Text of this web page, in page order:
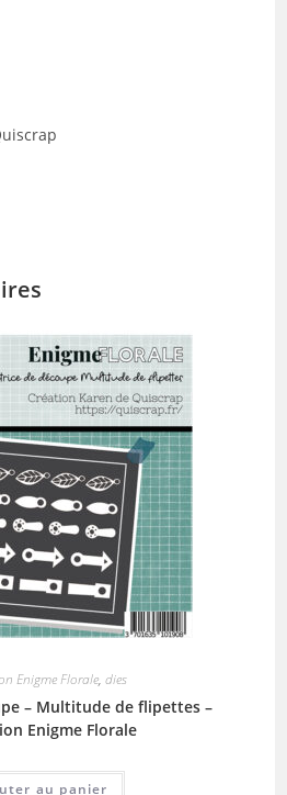
Enigme Florale, dies
– Multitude de flipettes –
Enigme Florale
au panier